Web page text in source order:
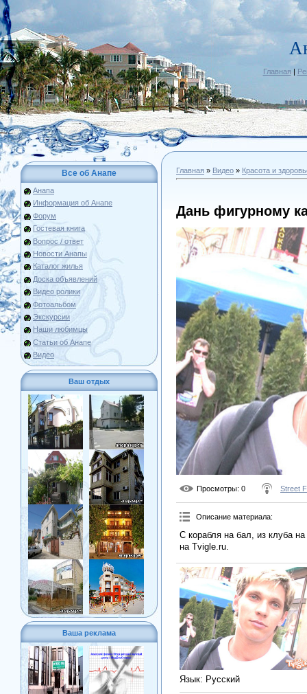
Главная |
Все об Анапе
Анапа
Информация об Анапе
Форум
Гостевая книга
Вопрос / ответ
Новости Анапы
Каталог жилья
Доска объявлений
Видео ролики
Фотоальбом
Экскурсии
Наши любимцы
Статьи об Анапе
Видео
Ваш отдых
Ваша реклама
Главная » Видео » Красота и
Дань фигурному
Просмотры: 0 Street
Описание материала:
С корабля на бал, из клуба
на Tvigle.ru.
Язык: Русский